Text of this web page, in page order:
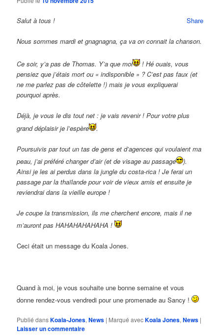
Share
Salut à tous !
Nous sommes mardi et gnagnagna, ça va on connait la chanson.
Ce soir, y’a pas de Thomas. Y’a que moi
! Hé ouais, vous
pensiez que j’étais mort ou « indisponible » ? C’est pas faux (et
ne me parlez pas de côtelette !) mais je vous expliquerai
pourquoi après.
Déjà, je vous le dis tout net : je vais revenir ! Pour votre plus
grand déplaisir je l’espère
.
Poursuivis par tout un tas de gens et d’agences qui voulaient ma
peau, j’ai préféré changer d’air (et de visage au passage
).
Ainsi je les ai perdus dans la jungle du costa-rica ! Je ferai un
passage par la thaïlande pour voir de vieux amis et ensuite je
reviendrai dans la vieille europe !
Je coupe la transmission, ils me cherchent encore, mais il ne
m’auront pas HAHAHAHAHAHA !
Ceci était un message du Koala Jones.
Quand à moi, je vous souhaite une bonne semaine et vous
donne rendez-vous vendredi pour une promenade au Sancy !
Publié dansKoala-Jones,News | Marqué avecKoala Jones,News |
Laisser un commentaire